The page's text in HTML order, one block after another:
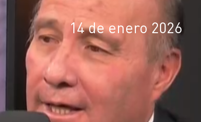
14 de enero 2026